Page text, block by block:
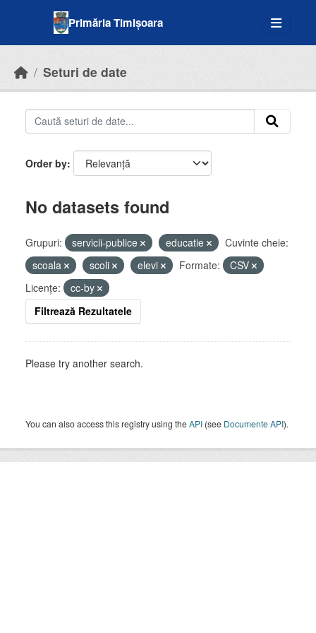
Primăria Timișoara
Seturi de date
Order by
No datasets found
Grupuri: servicii-publice educatie
Cuvinte cheie:
scoala
scoli elevi Formate:
CSV
Licenţe:
cc-by
Filtrează Rezultatele
Please try another search.
You can also access this registry using theAPI (see Documente API).